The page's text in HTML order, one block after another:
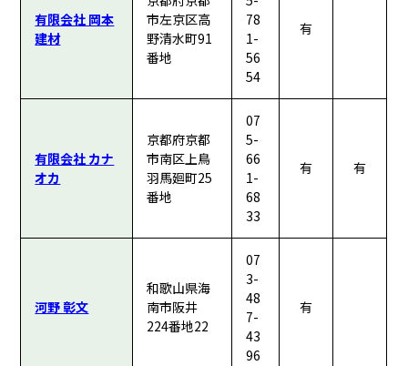
有限会社 岡本
建材
市左京区高
野清水町91
番地
78
1-
56
54
有
有限会社 カナ
オカ
京都府京都
市南区上鳥
羽馬廻町25
番地
07
5-
66
1-
68
33
有 有
河野 彰文
和歌山県海
南市阪井
224番地22
07
3-
48
7-
43
96
有